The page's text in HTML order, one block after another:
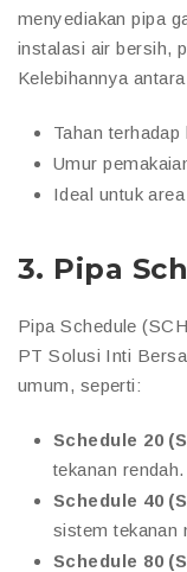
menyediakan pipa
instalasi air bersih,
Kelebihannya
Tahan
Umur
Ideal untuk
3. Pipa
Pipa Schedule
PT Solusi Inti
umum, seperti:
Schedule 20
tekanan rendah.
Schedule 40
sistem tekanan
Schedule 80